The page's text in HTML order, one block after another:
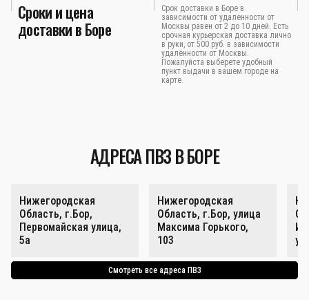
Сроки и цена
доставки в Боре
Срок доставки в Боре в
зависимости от удаленности от
Москвы равен от 2 до 10 дней. Есть
срочная курьерская доставка лично
в руки, от 500 руб. в зависимости
удалённости от Москвы.
Пожалуйста выберете удобный
пункт выдачи в вашем городе на
карте.
АДРЕСА ПВЗ В БОРЕ
Нижегородская
Область, г.Бор,
Первомайская улица,
5а
Нижегородская
Область, г.Бор, улица
Максима Горького,
103
Смотреть все адреса ПВЗ